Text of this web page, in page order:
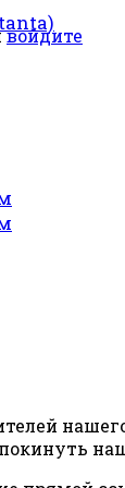
войдите
нашего